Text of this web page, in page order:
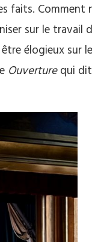
faits. Comment
sur le travail
élogieux sur
Ouverturequi